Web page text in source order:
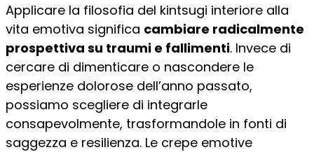
Applicare la filosofia del kintsugi interiore alla
vita emotiva significa cambiare radicalmente
prospettiva su traumi e fallimenti. Invece di
cercare di dimenticare o nascondere le
esperienze dolorose dell’anno passato,
possiamo scegliere di integrarle
consapevolmente, trasformandole in fonti di
saggezza e resilienza. Le crepe emotive